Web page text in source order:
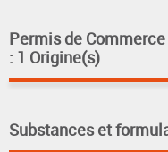
Permis de
: 1 Origine(s)
Substances et